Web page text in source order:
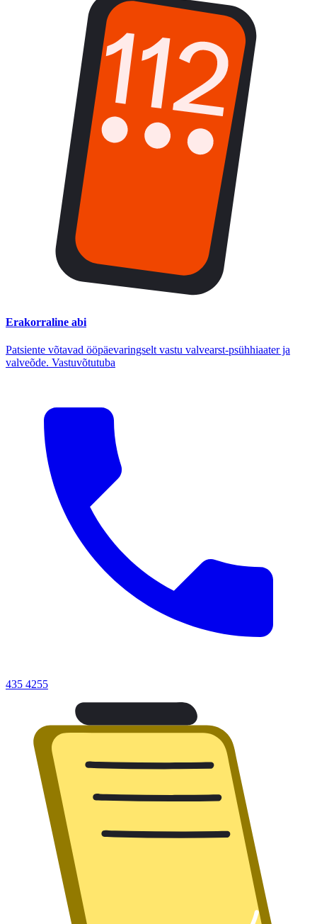
Erakorraline abi
Patsiente võtavad ööpäevaringselt vastu valvearst-psühhiaater ja
valveõde. Vastuvõtutuba
435 4255